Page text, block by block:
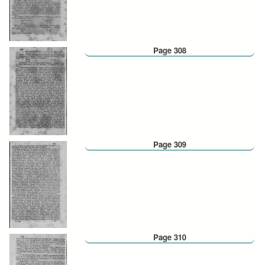
Page 308
Page 309
Page 310